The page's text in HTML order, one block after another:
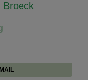
Broeck